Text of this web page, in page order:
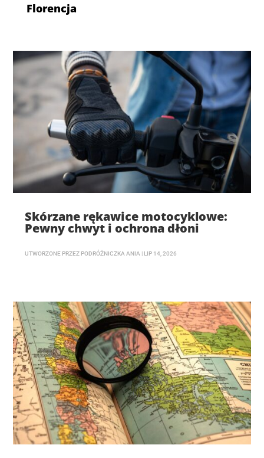
Florencja
Skórzane rękawice motocyklowe:
Pewny chwyt i ochrona dłoni
UTWORZONE PRZEZ PODRÓŻNICZKA ANIA LIP 14, 2026